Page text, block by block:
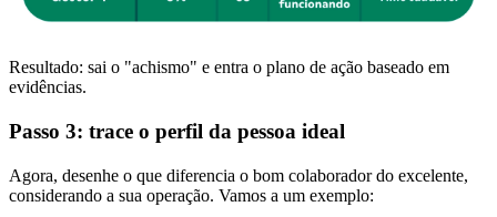
Resultado: sai o "achismo" e entra o plano de ação baseado em
evidências.
Passo 3: trace o perfil da pessoa ideal
Agora, desenhe o que diferencia o bom colaborador do excelente,
considerando a sua operação. Vamos a um exemplo: